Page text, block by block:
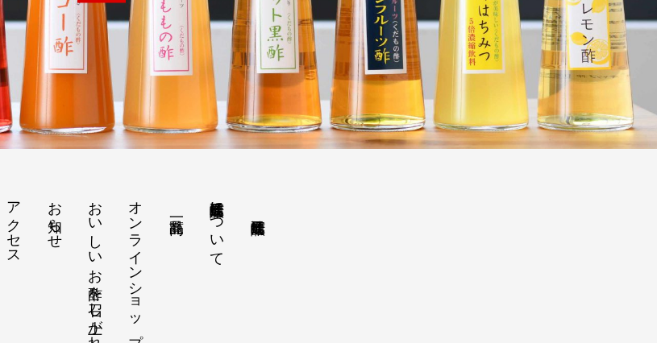
江崎酢醸造元について
オンラインショップ
おいしいお酢を召し上がれ
お知らせ
アクセス